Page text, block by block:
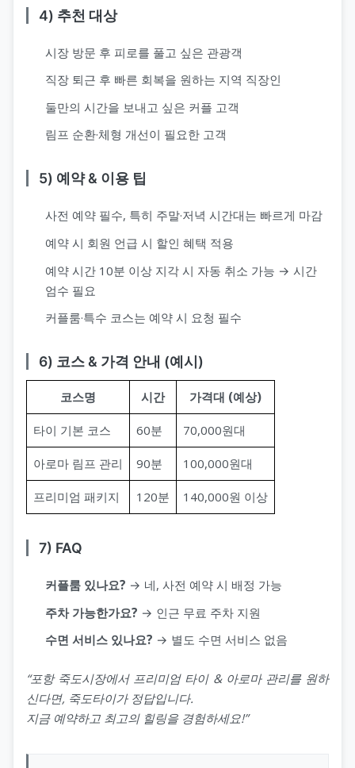
4) 추천 대상
시장 방문 후 피로를 풀고 싶은 관광객
직장 퇴근 후 빠른 회복을 원하는 지역 직장인
둘만의 시간을 보내고 싶은 커플 고객
림프 순환·체형 개선이 필요한 고객
5) 예약 & 이용 팁
사전 예약 필수, 특히 주말·저녁 시간대는 빠르게 마감
예약 시 회원 언급 시 할인 혜택 적용
예약 시간 10분 이상 지각 시 자동 취소 가능 → 시간
엄수 필요
커플룸·특수 코스는 예약 시 요청 필수
6) 코스 & 가격 안내 (예시)
코스명 시간 가격대 (예상)
타이 기본 코스 60분 70,000원대
아로마 림프 관리 90분 100,000원대
프리미엄 패키지 120분 140,000원 이상
7) FAQ
커플룸 있나요? → 네, 사전 예약 시 배정 가능
주차 가능한가요? → 인근 무료 주차 지원
수면 서비스 있나요? → 별도 수면 서비스 없음
“포항 죽도시장에서 프리미엄 타이 & 아로마 관리를 원하
신다면, 죽도타이가 정답입니다.
지금 예약하고 최고의 힐링을 경험하세요!”